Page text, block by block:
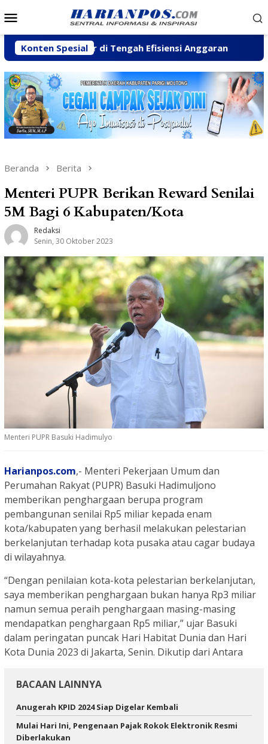
ke
Mobile
Konten Spesial
Pesisir di Tengah Efisiensi Anggaran Fhatia Serap
Beranda Berita
Menteri PUPR Berikan Reward Senilai
5M Bagi 6 Kabupaten/Kota
Redaksi
Senin, 30 Oktober 2023
Menteri PUPR Basuki Hadimulyo
Harianpos.com,- Menteri Pekerjaan Umum dan
Perumahan Rakyat (PUPR) Basuki Hadimuljono
memberikan penghargaan berupa program
pembangunan senilai Rp5 miliar kepada enam
kota/kabupaten yang berhasil melakukan pelestarian
berkelanjutan terhadap kota pusaka atau cagar budaya
di wilayahnya.
“Dengan penilaian kota-kota pelestarian berkelanjutan,
saya memberikan penghargaan bukan hanya Rp3 miliar
namun semua peraih penghargaan masing-masing
mendapatkan penghargaan Rp5 miliar,” ujar Basuki
dalam peringatan puncak Hari Habitat Dunia dan Hari
Kota Dunia 2023 di Jakarta, Senin. Dikutip dari Antara
BACAAN LAINNYA
Anugerah KPID 2024 Siap Digelar Kembali
Mulai Hari Ini, Pengenaan Pajak Rokok Elektronik Resmi
Diberlakukan